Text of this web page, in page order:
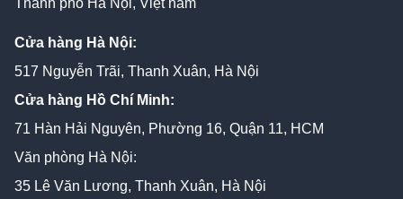
Thành phố Hà Nội, Việt nam
Cửa hàng Hà Nội:
517 Nguyễn Trãi, Thanh Xuân, Hà Nội
Cửa hàng Hồ Chí Minh:
71 Hàn Hải Nguyên, Phường 16, Quận 11, HCM
Văn phòng Hà Nội:
35 Lê Văn Lương, Thanh Xuân, Hà Nội